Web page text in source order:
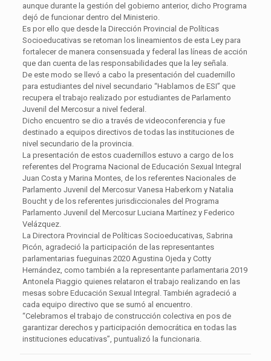
aunque durante la gestión del gobierno anterior, dicho Programa
dejó de funcionar dentro del Ministerio.
Es por ello que desde la Dirección Provincial de Políticas
Socioeducativas se retoman los lineamientos de esta Ley para
fortalecer de manera consensuada y federal las líneas de acción
que dan cuenta de las responsabilidades que la ley señala.
De este modo se llevó a cabo la presentación del cuadernillo
para estudiantes del nivel secundario “Hablamos de ESI” que
recupera el trabajo realizado por estudiantes de Parlamento
Juvenil del Mercosur a nivel federal.
Dicho encuentro se dio a través de videoconferencia y fue
destinado a equipos directivos de todas las instituciones de
nivel secundario de la provincia.
La presentación de estos cuadernillos estuvo a cargo de los
referentes del Programa Nacional de Educación Sexual Integral
Juan Costa y Marina Montes, de los referentes Nacionales de
Parlamento Juvenil del Mercosur Vanesa Haberkorn y Natalia
Boucht y de los referentes jurisdiccionales del Programa
Parlamento Juvenil del Mercosur Luciana Martínez y Federico
Velázquez.
La Directora Provincial de Políticas Socioeducativas, Sabrina
Picón, agradeció la participación de las representantes
parlamentarias fueguinas 2020 Agustina Ojeda y Cotty
Hernández, como también a la representante parlamentaria 2019
Antonela Piaggio quienes relataron el trabajo realizando en las
mesas sobre Educación Sexual Integral. También agradeció a
cada equipo directivo que se sumó al encuentro.
“Celebramos el trabajo de construcción colectiva en pos de
garantizar derechos y participación democrática en todas las
instituciones educativas”, puntualizó la funcionaria.